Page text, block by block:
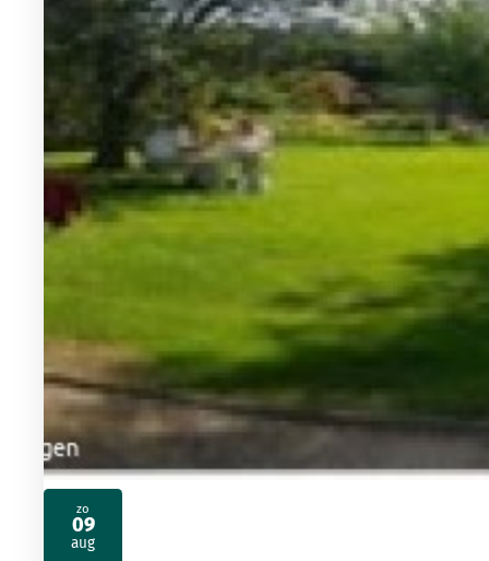
zo
09
aug
2026